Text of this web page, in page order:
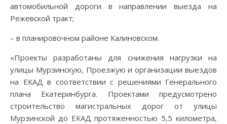
автомобильной дороги в направлении выезда на
Режевской тракт;
– в планировочном районе Калиновском.
«Проекты разработаны для снижения нагрузки на
улицы Мурзинскую, Проезжую и организации выездов
на ЕКАД в соответствии с решениями Генерального
плана Екатеринбурга. Проектами предусмотрено
строительство магистральных дорог от улицы
Мурзинской до ЕКАД протяженностью 5,5 километра,